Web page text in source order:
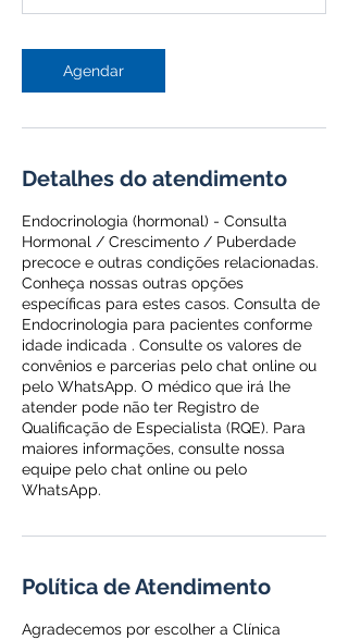
Agendar
Detalhes do atendimento
Endocrinologia (hormonal) - Consulta
Hormonal / Crescimento / Puberdade
precoce e outras condições relacionadas.
Conheça nossas outras opções
específicas para estes casos. Consulta de
Endocrinologia para pacientes conforme
idade indicada . Consulte os valores de
convênios e parcerias pelo chat online ou
pelo WhatsApp. O médico que irá lhe
atender pode não ter Registro de
Qualificação de Especialista (RQE). Para
maiores informações, consulte nossa
equipe pelo chat online ou pelo
WhatsApp.
Política de Atendimento
Agradecemos por escolher a Clínica